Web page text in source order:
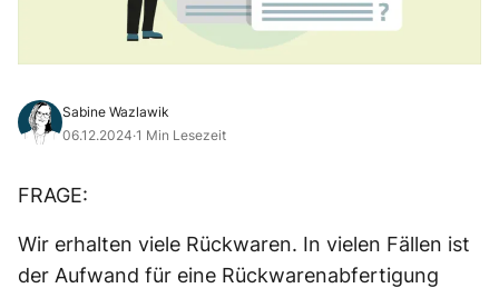
Sabine Wazlawik
06.12.2024·1 Min Lesezeit
FRAGE:
Wir erhalten viele Rückwaren. In vielen Fällen ist
der Aufwand für eine Rückwarenabfertigung